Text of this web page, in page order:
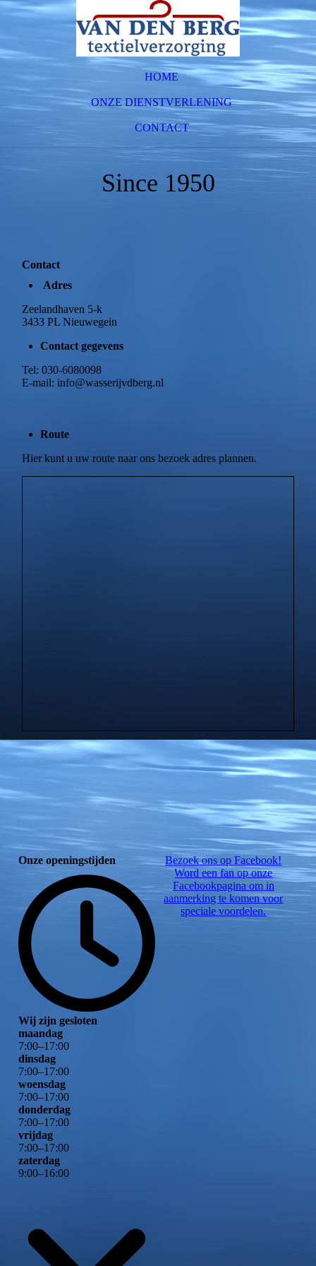
HOME
ONZE DIENSTVERLENING
CONTACT
Since 1950
Contact
Adres
Zeelandhaven 5-k
3433 PL Nieuwegein
Contact gegevens
Tel: 030-6080098
E-mail: info@wasserijvdberg.nl
Route
Hier kunt u uw route naar ons bezoek adres plannen.
Onze openingstijden
Wij zijn gesloten
maandag
7:00–17:00
dinsdag
7:00–17:00
woensdag
7:00–17:00
donderdag
7:00–17:00
vrijdag
7:00–17:00
zaterdag
9:00–16:00
Bezoek ons op Facebook!
Word een fan op onze
Facebookpagina om in
aanmerking te komen voor
speciale voordelen.